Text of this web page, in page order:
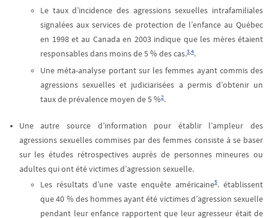
Le taux d’incidence des agressions sexuelles intrafamiliales
signalées aux services de protection de l’enfance au Québec
en 1998 et au Canada en 2003 indique que les mères étaient
responsables dans moins de 5 % des cas.3,4.
Une méta-analyse portant sur les femmes ayant commis des
agressions sexuelles et judiciarisées a permis d’obtenir un
taux de prévalence moyen de 5 %2.
Une autre source d’information pour établir l’ampleur des
agressions sexuelles commises par des femmes consiste à se baser
sur les études rétrospectives auprès de personnes mineures ou
adultes qui ont été victimes d’agression sexuelle.
Les résultats d’une vaste enquête américaine5. établissent
que 40 % des hommes ayant été victimes d’agression sexuelle
pendant leur enfance rapportent que leur agresseur était de